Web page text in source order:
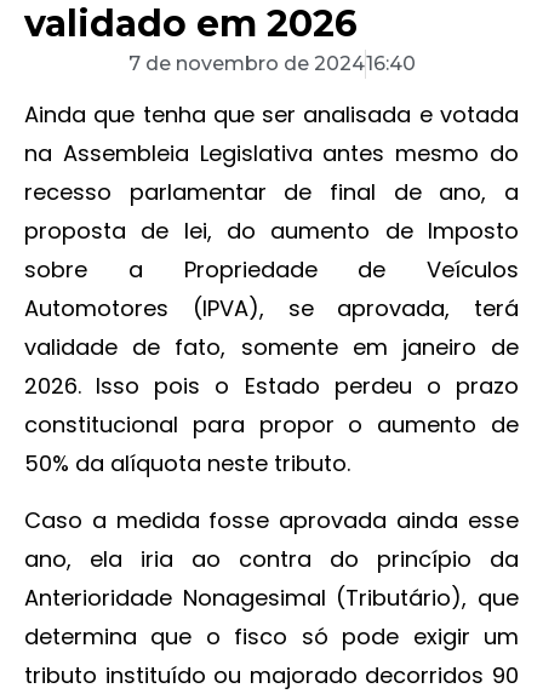
validado em 2026
7 de novembro de 202416:40
Ainda que tenha que ser analisada e votada
na Assembleia Legislativa antes mesmo do
recesso parlamentar de final de ano, a
proposta de lei, do aumento de Imposto
sobre a Propriedade de Veículos
Automotores (IPVA), se aprovada, terá
validade de fato, somente em janeiro de
2026. Isso pois o Estado perdeu o prazo
constitucional para propor o aumento de
50% da alíquota neste tributo.
Caso a medida fosse aprovada ainda esse
ano, ela iria ao contra do princípio da
Anterioridade Nonagesimal (Tributário), que
determina que o fisco só pode exigir um
tributo instituído ou majorado decorridos 90